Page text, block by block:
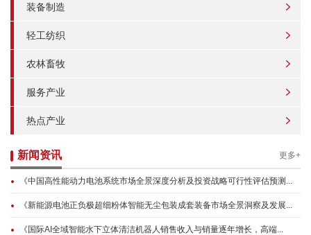
装备制造
轻工纺织
农林畜牧
服务产业
热点产业
新闻资讯 更多+
《中国高性能动力电池系统市场全景深度分析及投资战略可行性评估预测...
《新能源电池正负极超细粉体智能无尘包装成套装备市场全景洞察及发展...
《国际AI全域智能水下立体清洁机器人销售收入与销量逐年增长，高端...